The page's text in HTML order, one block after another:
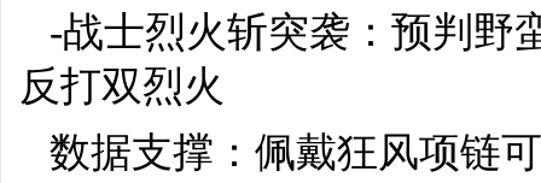
-战士烈火斩突袭：预判野
反打双烈火
数据支撑：佩戴狂风项链